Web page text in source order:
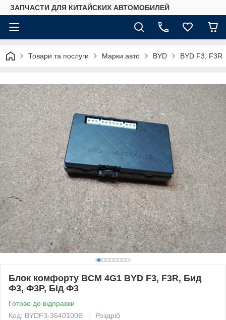
ЗАПЧАСТИ ДЛЯ КИТАЙСКИХ АВТОМОБИЛЕЙ
Товари та послуги Марки авто BYD BYD F3, F3R
Блок комфорту BCM 4G1 BYD F3, F3R, Бид
Ф3, Ф3Р, Бід Ф3
Готово до відправки
Код: BYDF3-3640100B
Роздріб